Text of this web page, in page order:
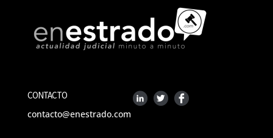
CONTACTO
contacto@enestrado.com